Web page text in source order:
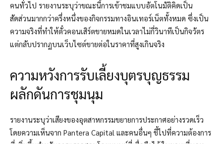
คนทั่วไป รายงานระบุว่าขณะนี้การเข้าชมแบบอัตโนมัติคิดเป็น
สัดส่วนมากกว่าครึ่งหนึ่งของกิจกรรมทางอินเทอร์เน็ตทั้งหมด ซึ่งเป็น
ความจริงที่ทำให้ตั๋วคอนเสิร์ตขายหมดในเวลาไม่กี่วินาทีเป็นกิจวัตร
แต่กลับปรากฏบนเว็บไซต์ขายต่อในราคาที่สูงเกินจริง
ความหวังการรับเลี้ยงบุตรบุญธรรม
ผลักดันการชุมนุม
รายงานระบุว่าเสียงของอุตสาหกรรมขยายการประกาศอย่างรวดเร็ว
โดยความเห็นจาก Pantera Capital และคนอื่นๆ ชี้ไปที่ความต้องการ